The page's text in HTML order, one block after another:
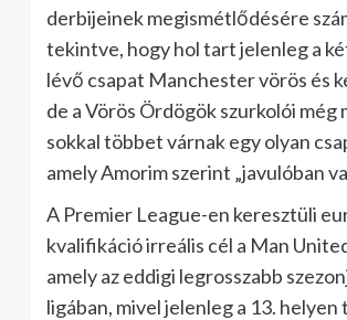
derbijeinek megismétlődésére
tekintve, hogy hol tart jelenleg a
lévő csapat Manchester vörös és
de a Vörös Ördögök szurkolói még
sokkal többet várnak egy olyan
amely Amorim szerint „javulóban
A Premier League-en keresztüli
kvalifikáció irreális cél a Man
amely az eddigi legrosszabb
ligában, mivel jelenleg a 13. helyen